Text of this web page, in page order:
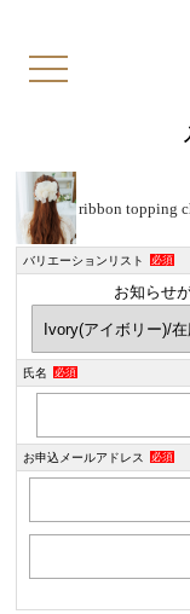
ribbon topping
バリエーションリスト 必須
お知らせ
氏名 必須
お申込メールアドレス 必須